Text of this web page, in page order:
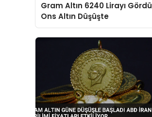
Gram Altın 6240 Lirayı Gördü
Ons Altın Düşüşte